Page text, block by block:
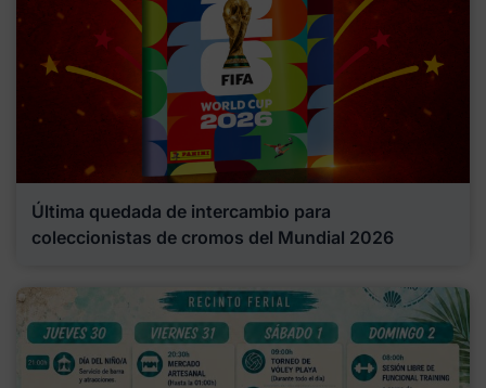
Última quedada de intercambio para
coleccionistas de cromos del Mundial 2026